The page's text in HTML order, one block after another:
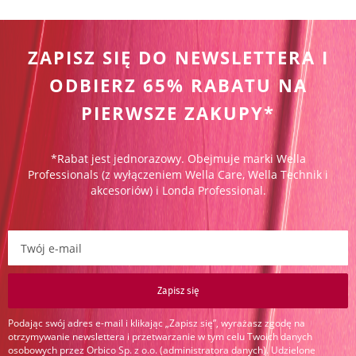
ZAPISZ SIĘ DO NEWSLETTERA I
ODBIERZ 65% RABATU NA
PIERWSZE ZAKUPY*
*Rabat jest jednorazowy. Obejmuje marki Wella
Professionals (z wyłączeniem Wella Care, Wella Technik i
akcesoriów) i Londa Professional.
Zapisz się do newslettera:
Zapisz się
Podając swój adres e-mail i klikając „Zapisz się”, wyrażasz zgodę na
otrzymywanie newslettera i przetwarzanie w tym celu Twoich danych
osobowych przez Orbico Sp. z o.o. (administratora danych). Udzielone